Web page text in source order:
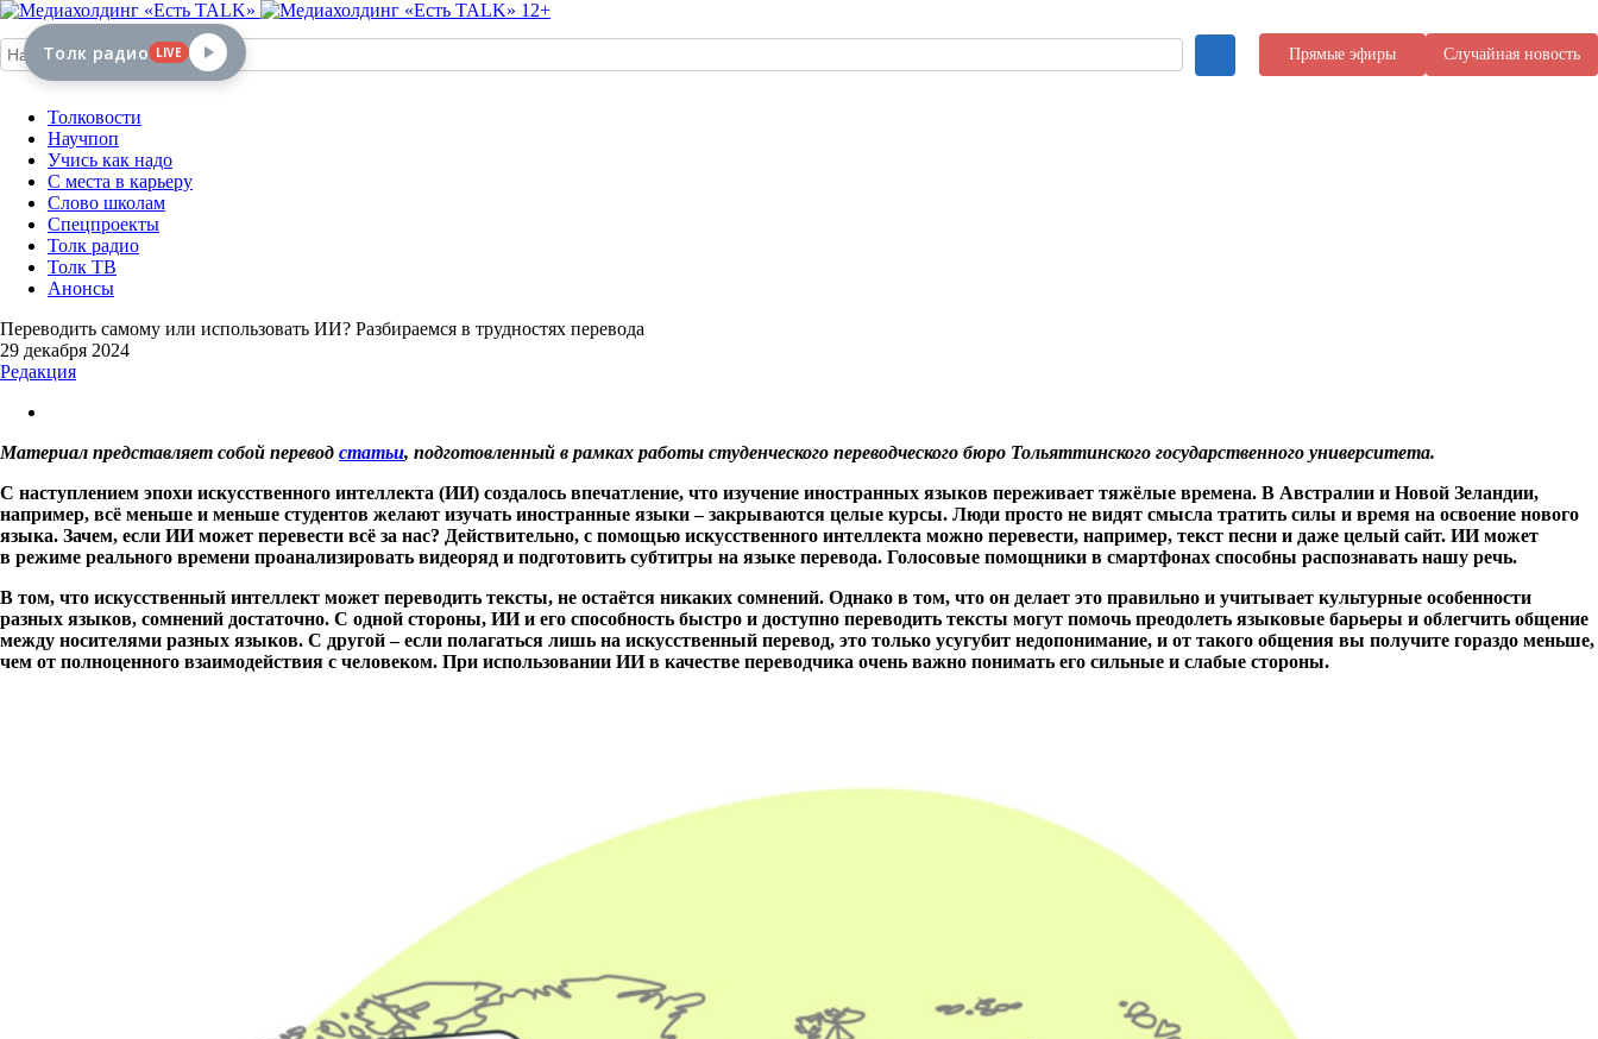
12+
Прямые эфиры Случайная новость
Толковости
Научпоп
Учись как надо
С места в карьеру
Слово школам
Спецпроекты
Толк радио
Толк ТВ
Анонсы
Переводить самому или использовать ИИ? Разбираемся в трудностях перевода
29 декабря 2024
Редакция
Материал представляет собой перевод статьи, подготовленный в рамках работы студенческого переводческого бюро Тольяттинского государственного университета.
C наступлением эпохи искусственного интеллекта (ИИ) создалось впечатление, что изучение иностранных языков переживает тяжёлые времена. В Австралии и Новой Зеландии,
например, всё меньше и меньше студентов желают изучать иностранные языки – закрываются целые курсы. Люди просто не видят смысла тратить силы и время на освоение нового
языка. Зачем, если ИИ может перевести всё за нас? Действительно, с помощью искусственного интеллекта можно перевести, например, текст песни и даже целый сайт. ИИ может
в режиме реального времени проанализировать видеоряд и подготовить субтитры на языке перевода. Голосовые помощники в смартфонах способны распознавать нашу речь.
В том, что искусственный интеллект может переводить тексты, не остаётся никаких сомнений. Однако в том, что он делает это правильно и учитывает культурные особенности
разных языков, сомнений достаточно. С одной стороны, ИИ и его способность быстро и доступно переводить тексты могут помочь преодолеть языковые барьеры и облегчить общение
между носителями разных языков. С другой – если полагаться лишь на искусственный перевод, это только усугубит недопонимание, и от такого общения вы получите гораздо меньше,
чем от полноценного взаимодействия с человеком. При использовании ИИ в качестве переводчика очень важно понимать его сильные и слабые стороны.
Толк радио LIVE